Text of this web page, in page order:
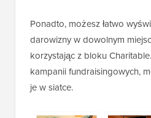
Ponadto, możesz łatwo
darowizny w dowolnym
korzystając z bloku
kampanii fundraisingowych,
je w siatce.